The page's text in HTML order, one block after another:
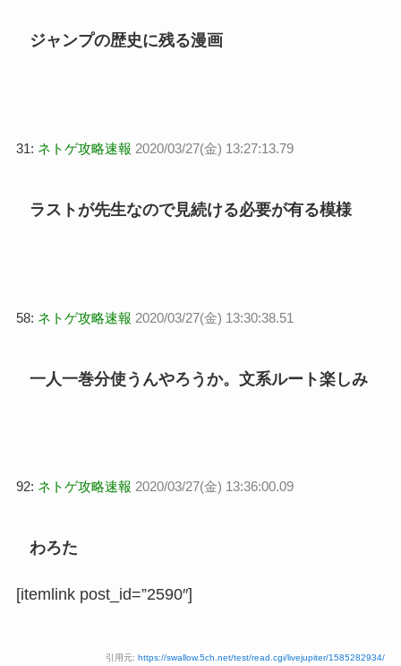
ジャンプの歴史に残る漫画
31: ネトゲ攻略速報 2020/03/27(金) 13:27:13.79
ラストが先生なので見続ける必要が有る模様
58: ネトゲ攻略速報 2020/03/27(金) 13:30:38.51
一人一巻分使うんやろうか。文系ルート楽しみ
92: ネトゲ攻略速報 2020/03/27(金) 13:36:00.09
わろた
[itemlink post_id=”2590″]
引用元:https://swallow.5ch.net/test/read.cgi/livejupiter/1585282934/